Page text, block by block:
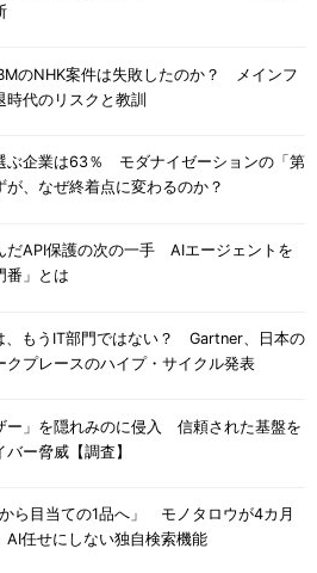
のNHK案件は失敗したのか？ メインフ
時代のリスクと教訓
ぶ企業は63％ モダナイゼーションの「第
が、なぜ終着点に変わるのか？
だAPI保護の次の一手 AIエージェントを
番」とは
、もうIT部門ではない？ Gartner、日本の
クプレースのハイプ・サイクル発表
ー」を隠れみのに侵入 信頼された基盤を
ー脅威【調査】
ら目当ての1品へ」 モノタロウが4カ月
AI任せにしない独自検索機能